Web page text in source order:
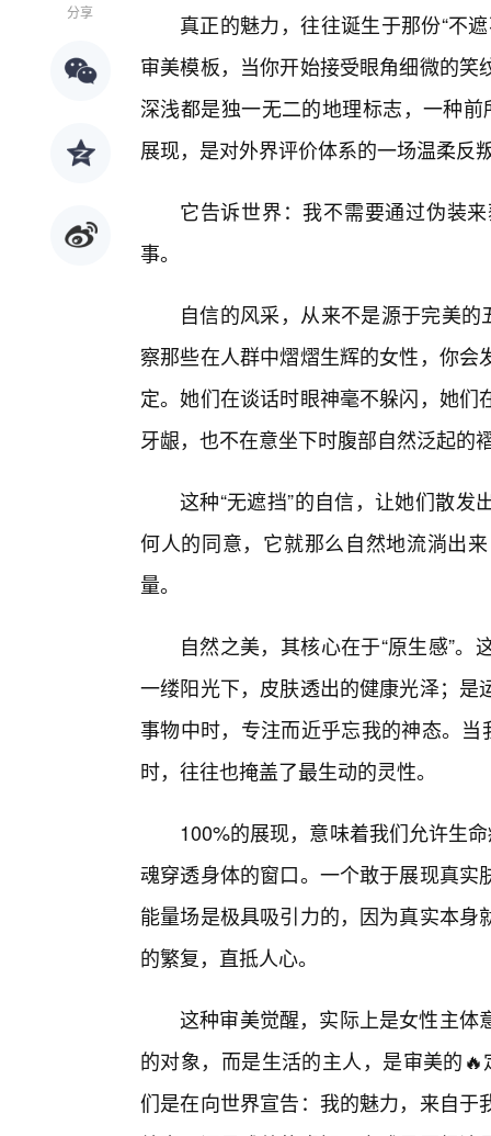
分享
真正的魅力，往往诞生于那份“不
审美模板，当你开始接受眼角细微的
深浅都是独一无二的地理标志，一种
展现，是对外界评价体系的一场温柔反
它告诉世界：我不需要通过伪装
事。
自信的风采，从来不是源于完美
察那些在人群中熠熠生辉的女性，你
定。她们在谈话时眼神毫不躲闪，她
牙龈，也不在意坐下时腹部自然泛起的
这种“无遮挡”的自信，让她们散
何人的同意，它就那么自然地流淌出
量。
自然之美，其核心在于“原生感”
一缕阳光下，皮肤透出的健康光泽；
事物中时，专注而近乎忘我的神态。
时，往往也掩盖了最生动的灵性。
100%的展现，意味着我们允许生
魂穿透身体的窗口。一个敢于展现真
能量场是极具吸引力的，因为真实本
的繁复，直抵人心。
这种审美觉醒，实际上是女性主体
的对象，而是生活的主人，是审美的
们是在向世界宣告：我的魅力，来自